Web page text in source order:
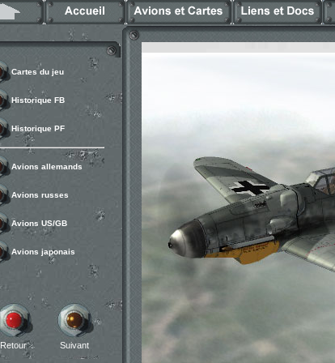
Cartes du jeu
Historique FB
Historique PF
Avions allemands
Avions russes
Avions US/GB
Avions japonais
Retour Suivant